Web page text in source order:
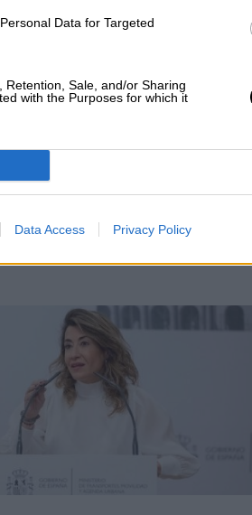
Data for Targeted
Sale, and/or Sharing
with the Purposes for which it
Data Access Privacy Policy
Fallece el exministro de